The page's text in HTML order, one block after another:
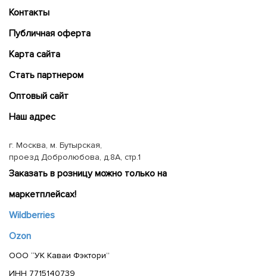
Контакты
Публичная оферта
Карта сайта
Cтать партнером
Оптовый сайт
Наш адрес
г. Москва, м. Бутырская,
проезд Добролюбова, д.8А, стр.1
Заказать в розницу можно только на
маркетплейсах!
Wildberries
Ozon
ООО “УК Каваи Фэктори”
ИНН 7715140739